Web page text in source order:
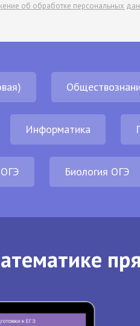
об обработке персональных
Информатика
Биология ОГЭ